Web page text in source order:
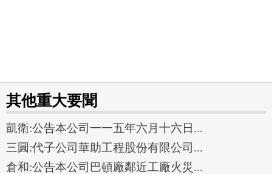
其他重大要聞
凱衛:公告本公司一一五年六月十六日...
三圓:代子公司華助工程股份有限公司...
倉和:公告本公司巴頓廠鄰近工廠火災...